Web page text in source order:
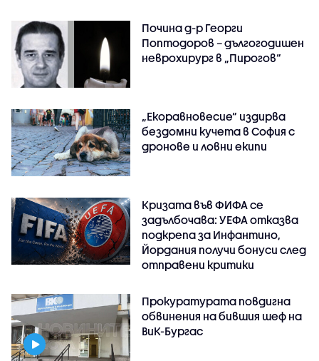
Почина д-р Георги
Поптодоров – дългогодишен
неврохирург в „Пирогов“
„Екоравновесие“ издирва
бездомни кучета в София с
дронове и ловни екипи
Кризата във ФИФА се
задълбочава: УЕФА отказва
подкрепа за Инфантино,
Йордания получи бонуси след
отправени критики
Прокуратурата повдигна
обвинения на бившия шеф на
ВиК-Бургас